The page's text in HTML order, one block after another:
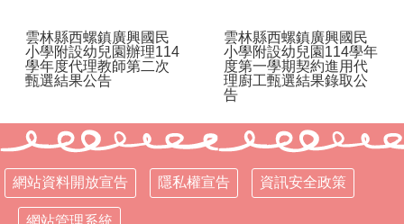
府
訪
視
區
English
Version
課
程
總
雲林縣西螺鎮廣興國民
小學附設幼兒園辦理114
學年度代理教師第二次
甄選結果公告
雲林縣西螺鎮廣興國民
小學附設幼兒園114學年
度第一學期契約進用代
理廚工甄選結果錄取公
告
網站資料開放宣告 隱私權宣告 資訊安全政策